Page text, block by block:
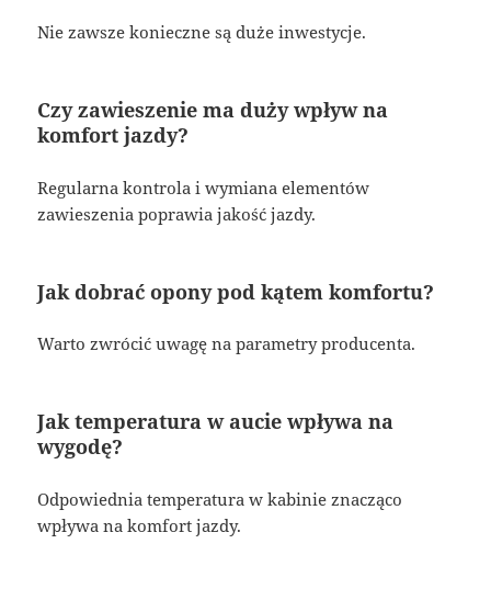
Nie zawsze konieczne są duże inwestycje.
Czy zawieszenie ma duży wpływ na
komfort jazdy?
Regularna kontrola i wymiana elementów
zawieszenia poprawia jakość jazdy.
Jak dobrać opony pod kątem komfortu?
Warto zwrócić uwagę na parametry producenta.
Jak temperatura w aucie wpływa na
wygodę?
Odpowiednia temperatura w kabinie znacząco
wpływa na komfort jazdy.